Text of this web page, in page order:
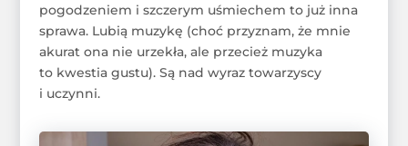
pogodzeniem i szczerym uśmiechem to już inna
sprawa. Lubią muzykę (choć przyznam, że mnie
akurat ona nie urzekła, ale przecież muzyka
to kwestia gustu). Są nad wyraz towarzyscy
i uczynni.